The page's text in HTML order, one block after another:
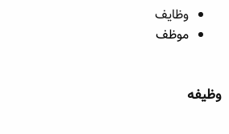
وظیفه وظایف
موظف
وظیفه​